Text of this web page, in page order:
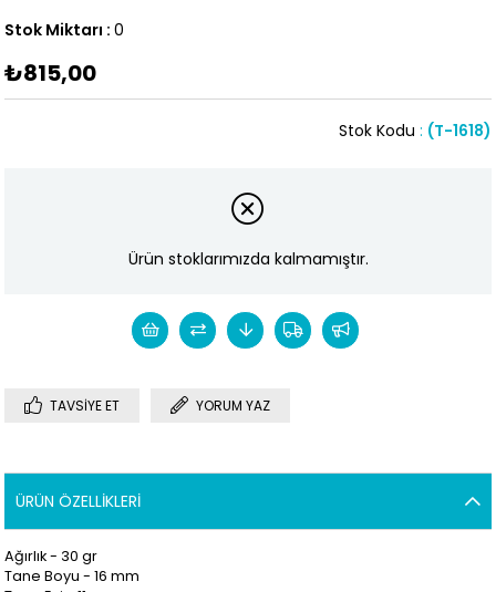
Stok Miktarı : 0
₺815,00
(T-1618)
Stok Kodu
Ürün stoklarımızda kalmamıştır.
TAVSIYE ET YORUM YAZ
ÜRÜN ÖZELLIKLERI
Ağırlık - 30 gr
Tane Boyu - 16 mm